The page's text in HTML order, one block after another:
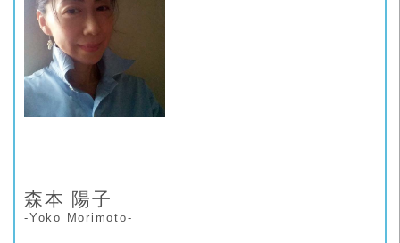
森本 陽子
-Yoko Morimoto-